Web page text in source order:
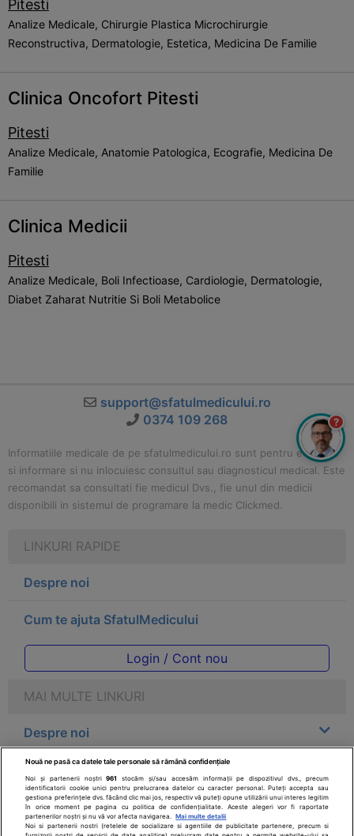
Pitesti
Analize Medicale, Chirurgie Plastica Microchirurgie
Reconstructiva, Dermatologie, Estetica, Medicina De Familie
Clinica Oncofort Pitesti
Pitesti
Analize Medicale, Anatomie Patologica, Ecografie, Medicina De
Familie
Clinica Medicii
Pitesti
Analize Medicale, Boli Infectioase, Cardiologie, Dermatologie,
Diabet Zaharat Nutritie Si Boli Metabolice
support@sfatulmedicului.ro
0374 109 268
Informatiile medicale de pe sfatulmedicului.ro sunt pentru educatie
si informare si nu inlocuiesc consultul sau diagnosticul medical. Este
recomandat sa consultati fie medicul Dvs., fie unul din medicii
disponibili in sistemul de programare la medic Clickmed.
LINKURI RAPIDE
Despre noi
Cum te ajuta SfatulMedicului
Login / Cont nou
MAI MULTE LINKURI
Despre noi
Legal
Drepturile consumatorului
?
Nouă ne pasă ca datele tale personale să rămână confidențiale
Noi și partenerii noștri961
stocăm și/sau accesăm informații pe dispozitivul dvs., precum
identificatorii cookie unici pentru prelucrarea datelor cu caracter personal. Puteți accepta sau
gestiona preferințele dvs. făcând clic mai jos, respectiv vă puteți opune utilizării unui interes legitim
în orice moment pe pagina cu politica de confidențialitate. Aceste alegeri vor fi raportate
partenerilor noștri și nu vă vor afecta navigarea.
Mai multe detalii
Noi si partenerii nostri (retelele de socializare si agentiile de publicitate partenere, precum si